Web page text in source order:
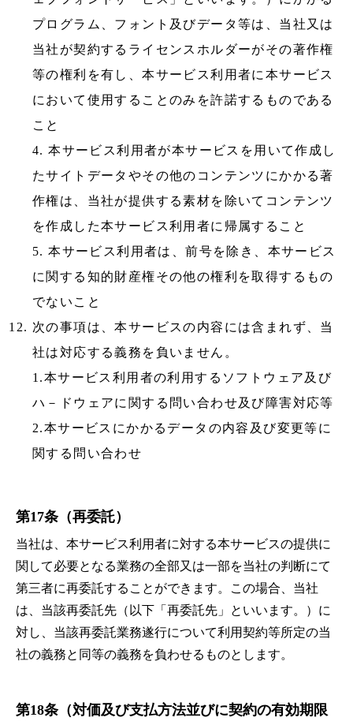
プログラム、フォント及びデータ等は、当社又は
当社が契約するライセンスホルダーがその著作権
等の権利を有し、本サービス利用者に本サービス
において使用することのみを許諾するものである
こと
4. 本サービス利用者が本サービスを用いて作成し
たサイトデータやその他のコンテンツにかかる著
作権は、当社が提供する素材を除いてコンテンツ
を作成した本サービス利用者に帰属すること
5. 本サービス利用者は、前号を除き、本サービス
に関する知的財産権その他の権利を取得するもの
でないこと
次の事項は、本サービスの内容には含まれず、当
社は対応する義務を負いません。
1.本サービス利用者の利用するソフトウェア及び
ハ－ドウェアに関する問い合わせ及び障害対応等
2.本サービスにかかるデータの内容及び変更等に
関する問い合わせ
第17条（再委託）
当社は、本サービス利用者に対する本サービスの提供に
関して必要となる業務の全部又は一部を当社の判断にて
第三者に再委託することができます。この場合、当社
は、当該再委託先（以下「再委託先」といいます。）に
対し、当該再委託業務遂行について利用契約等所定の当
社の義務と同等の義務を負わせるものとします。
第18条（対価及び支払方法並びに契約の有効期限